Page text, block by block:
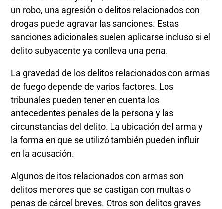
un robo, una agresión o delitos relacionados con
drogas puede agravar las sanciones. Estas
sanciones adicionales suelen aplicarse incluso si el
delito subyacente ya conlleva una pena.
La gravedad de los delitos relacionados con armas
de fuego depende de varios factores. Los
tribunales pueden tener en cuenta los
antecedentes penales de la persona y las
circunstancias del delito. La ubicación del arma y
la forma en que se utilizó también pueden influir
en la acusación.
Algunos delitos relacionados con armas son
delitos menores que se castigan con multas o
penas de cárcel breves. Otros son delitos graves